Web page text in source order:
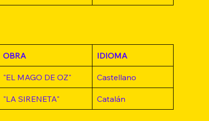
OBRA IDIOMA
"EL MAGO DE OZ" Castellano
"LA SIRENETA" Catalán